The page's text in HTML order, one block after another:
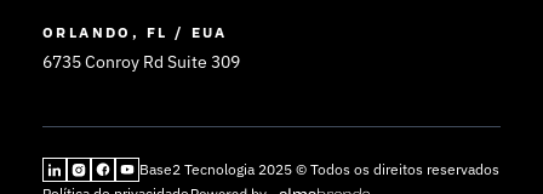
ORLANDO, FL / EUA
6735 Conroy Rd Suite 309
Base2 Tecnologia 2025 © Todos os direitos reservados